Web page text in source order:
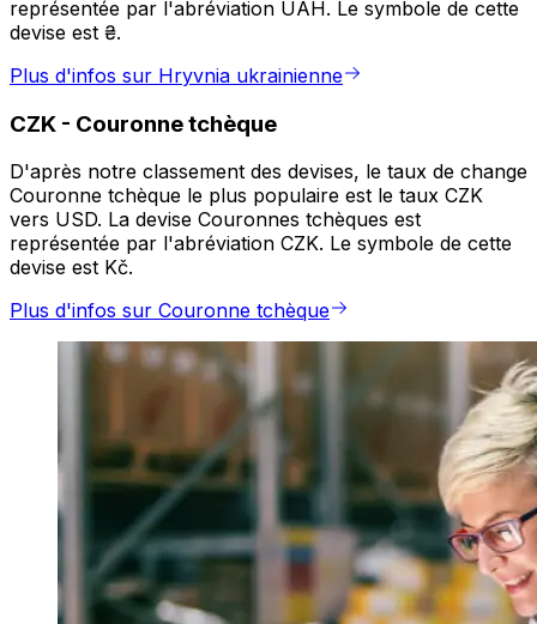
représentée par l'abréviation UAH. Le symbole de cette
devise est ₴.
Plus d'infos sur Hryvnia ukrainienne
CZK - Couronne tchèque
D'après notre classement des devises, le taux de change
Couronne tchèque le plus populaire est le taux CZK
vers USD. La devise Couronnes tchèques est
représentée par l'abréviation CZK. Le symbole de cette
devise est Kč.
Plus d'infos sur Couronne tchèque